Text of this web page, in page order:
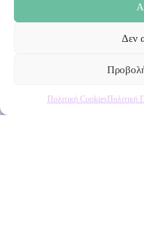
Δεν
Πολιτική Cookies Πολιτική